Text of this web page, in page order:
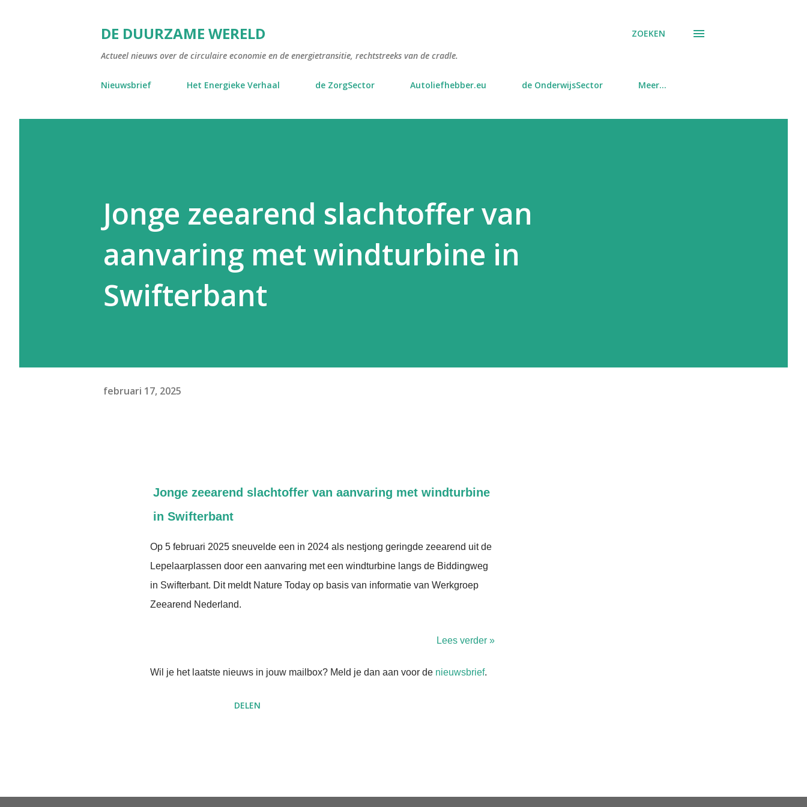
DE DUURZAME WERELD
Actueel nieuws over de circulaire economie en de energietransitie, rechtstreeks van de cradle.
ZOEKEN
Nieuwsbrief Het Energieke Verhaal de ZorgSector Autoliefhebber.eu de OnderwijsSector Meer…
Jonge zeearend slachtoffer van
aanvaring met windturbine in
Swifterbant
februari 17, 2025
Jonge zeearend slachtoffer van aanvaring met windturbine
in Swifterbant
Op 5 februari 2025 sneuvelde een in 2024 als nestjong geringde zeearend uit de
Lepelaarplassen door een aanvaring met een windturbine langs de Biddingweg
in Swifterbant. Dit meldt Nature Today op basis van informatie van Werkgroep
Zeearend Nederland.
Lees verder »
Wil je het laatste nieuws in jouw mailbox? Meld je dan aan voor de nieuwsbrief.
DELEN